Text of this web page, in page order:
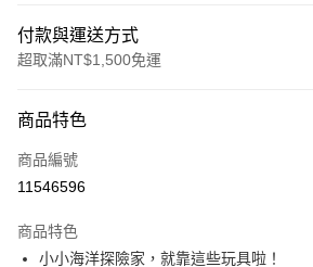
付款與運送方式
超取滿NT$1,500免運
信用卡一次付款
超商取貨付款
Apple Pay
商品特色
商品編號
11546596
商品特色
小小海洋探險家，就靠這些玩具啦！